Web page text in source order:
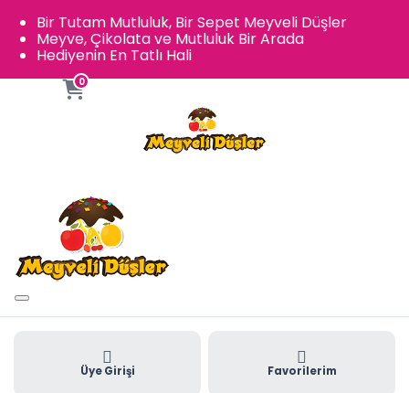
Bir Tutam Mutluluk, Bir Sepet Meyveli Düşler
Meyve, Çikolata ve Mutluluk Bir Arada
Hediyenin En Tatlı Hali
0
Üye Girişi Favorilerim